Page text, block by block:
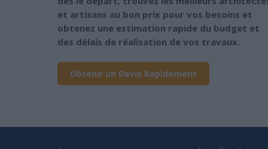
et artisans au bon prix pour vos besoins et
obtenez une estimation rapide du budget et
des délais de réalisation de vos travaux.
Obtenir un Devis Rapidement